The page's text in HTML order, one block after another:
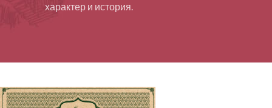
характер и история.